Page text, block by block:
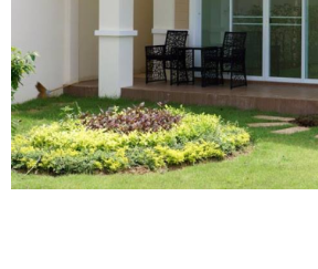
và
đang thực
Liên hệ để được tư
Chuyên tư vấn - Thiết kế -
Sửa chữa
Nhà phố, biệt thự, văn phòng,